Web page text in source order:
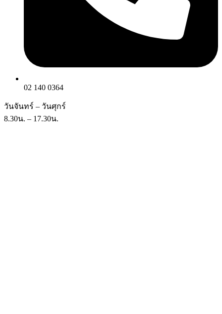
02 140 0364
วันจันทร์ – วันศุกร์
8.30น. – 17.30น.